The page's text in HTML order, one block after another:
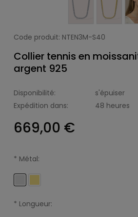
Code produit: NTEN3M-S40
Collier tennis en
argent 925
Disponibilité:
s'épuiser
Expédition dans:
48 heures
669,00 €
* Métal:
* Longueur: